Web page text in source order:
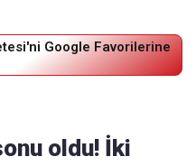
Google Favorilerine
oldu! İki